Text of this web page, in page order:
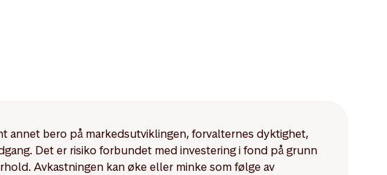
annet bero på markedsutviklingen, forvalternes dyktighet,
Det er risiko forbundet med investering i fond på grunn
Avkastningen kan øke eller minke som følge av